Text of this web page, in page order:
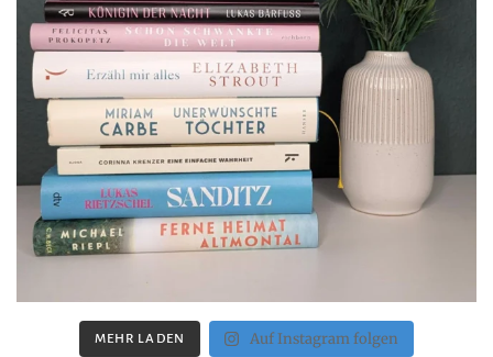
MEHR LADEN Auf Instagram folgen